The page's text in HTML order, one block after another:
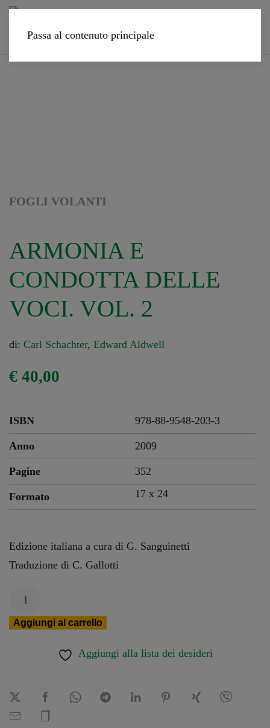
Passa al contenuto principale
FOGLI VOLANTI
ARMONIA E
CONDOTTA DELLE
VOCI. VOL. 2
di: Carl Schachter, Edward Aldwell
€ 40,00
ISBN 978-88-9548-203-3
Anno 2009
Pagine 352
Formato 17 x 24
Edizione italiana a cura di G. Sanguinetti
Traduzione di C. Gallotti
Armonia
e
condotta
Aggiungi al carrello
Aggiungi alla lista dei desideri